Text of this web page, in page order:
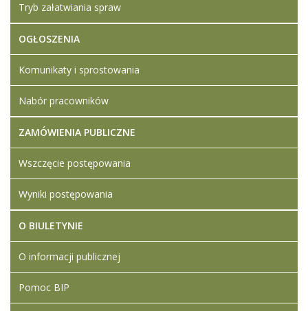
Tryb załatwiania spraw
OGŁOSZENIA
Komunikaty i sprostowania
Nabór pracowników
ZAMÓWIENIA PUBLICZNE
Wszczęcie postępowania
Wyniki postępowania
O BIULETYNIE
O informacji publicznej
Pomoc BIP